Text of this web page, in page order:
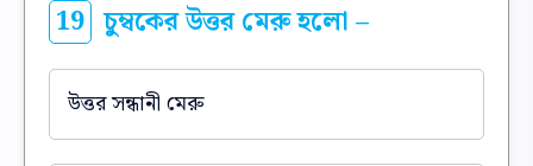
19 চুম্বকের উত্তর মেরু হলো –
উত্তর সন্ধানী মেরু